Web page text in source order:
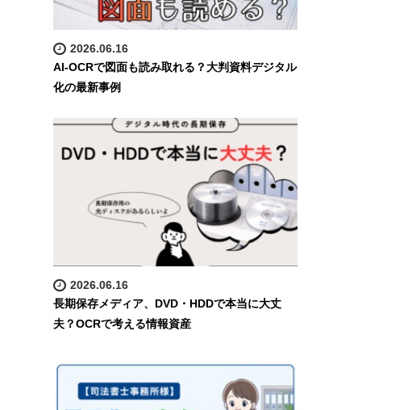
2026.06.16
AI-OCRで図面も読み取れる？大判資料デジタル
化の最新事例
2026.06.16
長期保存メディア、DVD・HDDで本当に大丈
夫？OCRで考える情報資産